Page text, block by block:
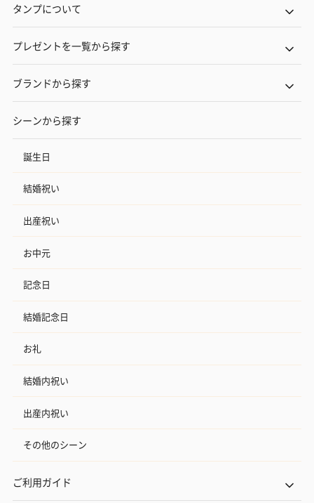
タンプについて
プレゼントを一覧から探す
ブランドから探す
シーンから探す
誕生日
結婚祝い
出産祝い
お中元
記念日
結婚記念日
お礼
結婚内祝い
出産内祝い
その他のシーン
ご利用ガイド